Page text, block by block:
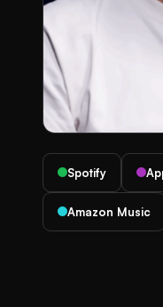
Spotify
Amazon Music